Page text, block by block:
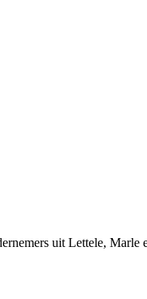
uit Lettele, Marle